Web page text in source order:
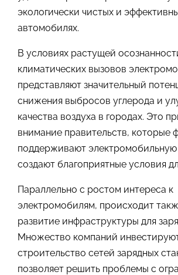
экологически чистых и
автомобилях.
В условиях растущей
климатических вызовов
представляют значительный
снижения выбросов углерода и
качества воздуха в городах. Это
внимание правительств, которые
поддерживают
создают благоприятные условия
Параллельно с ростом интереса к
электромобилям, происходит
развитие инфраструктуры для
Множество компаний
строительство сетей зарядных
позволяет решить проблемы с